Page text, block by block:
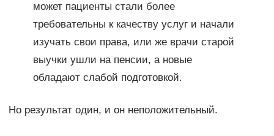
может пациенты стали более
требовательны к качеству услуг и начали
изучать свои права, или же врачи старой
выучки ушли на пенсии, а новые
обладают слабой подготовкой.
Но результат один, и он неположительный.